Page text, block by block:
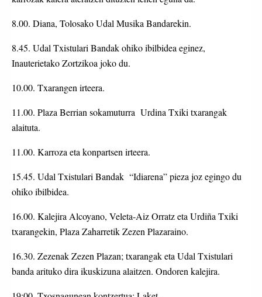
8.00. Diana, Tolosako Udal Musika Bandarekin.
8.45. Udal Txistulari Bandak ohiko ibilbidea eginez,
Inauterietako Zortzikoa joko du.
10.00. Txarangen irteera.
11.00. Plaza Berrian sokamuturra Urdina Txiki txarangak
alaituta.
11.00. Karroza eta konpartsen irteera.
15.45. Udal Txistulari Bandak “Idiarena” pieza joz egingo du
ohiko ibilbidea.
16.00. Kalejira Alcoyano, Veleta-Aiz Orratz eta Urdiña Txiki
txarangekin, Plaza Zaharretik Zezen Plazaraino.
16.30. Zezenak Zezen Plazan; txarangak eta Udal Txistulari
banda arituko dira ikuskizuna alaitzen. Ondoren kalejira.